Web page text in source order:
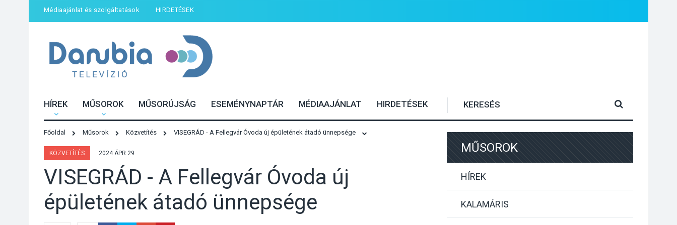
Médiaajánlat és szolgáltatások HIRDETÉSEK
HÍREK MŰSOROK MŰSORÚJSÁG ESEMÉNYNAPTÁR MÉDIAAJÁNLAT HIRDETÉSEK
Főoldal Műsorok Közvetítés VISEGRÁD - A Fellegvár Óvoda új épületének átadó ünnepsége
KÖZVETÍTÉS 2024 ÁPR 29
VISEGRÁD - A Fellegvár Óvoda új
épületének átadó ünnepsége
MŰSOROK
HÍREK
KALAMÁRIS